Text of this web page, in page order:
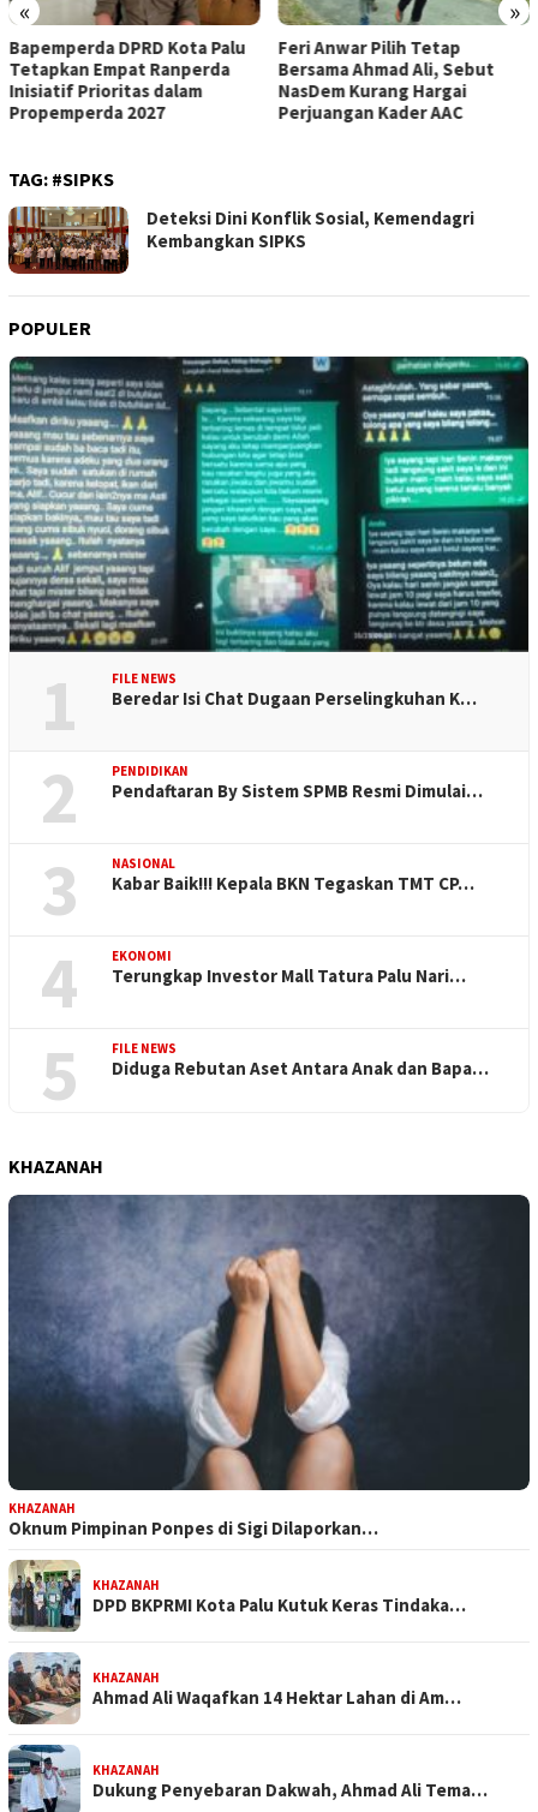
« »
Bapemperda DPRD Kota Palu
Tetapkan Empat Ranperda
Inisiatif Prioritas dalam
Propemperda 2027
Feri Anwar Pilih Tetap
Bersama Ahmad Ali, Sebut
NasDem Kurang Hargai
Perjuangan Kader AAC
TAG: #SIPKS
Deteksi Dini Konflik Sosial, Kemendagri
Kembangkan SIPKS
POPULER
1 FILE NEWS
Beredar Isi Chat Dugaan Perselingkuhan K…
2 PENDIDIKAN
Pendaftaran By Sistem SPMB Resmi Dimulai…
3 NASIONAL
Kabar Baik!!! Kepala BKN Tegaskan TMT CP…
4 EKONOMI
Terungkap Investor Mall Tatura Palu Nari…
5 FILE NEWS
Diduga Rebutan Aset Antara Anak dan Bapa…
KHAZANAH
KHAZANAH
Oknum Pimpinan Ponpes di Sigi Dilaporkan…
KHAZANAH
DPD BKPRMI Kota Palu Kutuk Keras Tindaka…
KHAZANAH
Ahmad Ali Waqafkan 14 Hektar Lahan di Am…
KHAZANAH
Dukung Penyebaran Dakwah, Ahmad Ali Tema…